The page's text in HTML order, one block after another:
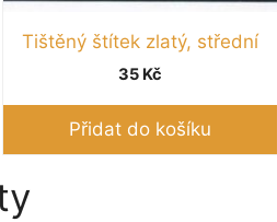
Tištěný štítek zlatý, střední
35 Kč
Přidat do košíku